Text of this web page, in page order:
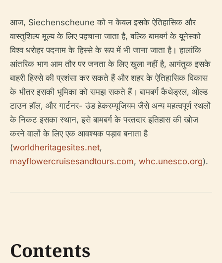
आज, Siechenscheune को न केवल इसके ऐतिहासिक और
वास्तुशिल्प मूल्य के लिए पहचाना जाता है, बल्कि बामबर्ग के यूनेस्को
विश्व धरोहर पदनाम के हिस्से के रूप में भी जाना जाता है। हालांकि
आंतरिक भाग आम तौर पर जनता के लिए खुला नहीं है, आगंतुक इसके
बाहरी हिस्से की प्रशंसा कर सकते हैं और शहर के ऐतिहासिक विकास
के भीतर इसकी भूमिका को समझ सकते हैं। बामबर्ग कैथेड्रल, ओल्ड
टाउन हॉल, और गार्टनर- उंड हेकरम्यूजियम जैसे अन्य महत्वपूर्ण स्थलों
के निकट इसका स्थान, इसे बामबर्ग के परतदार इतिहास की खोज
करने वालों के लिए एक आवश्यक पड़ाव बनाता है
(worldheritagesites.net,
mayflowercruisesandtours.com, whc.unesco.org).
Contents